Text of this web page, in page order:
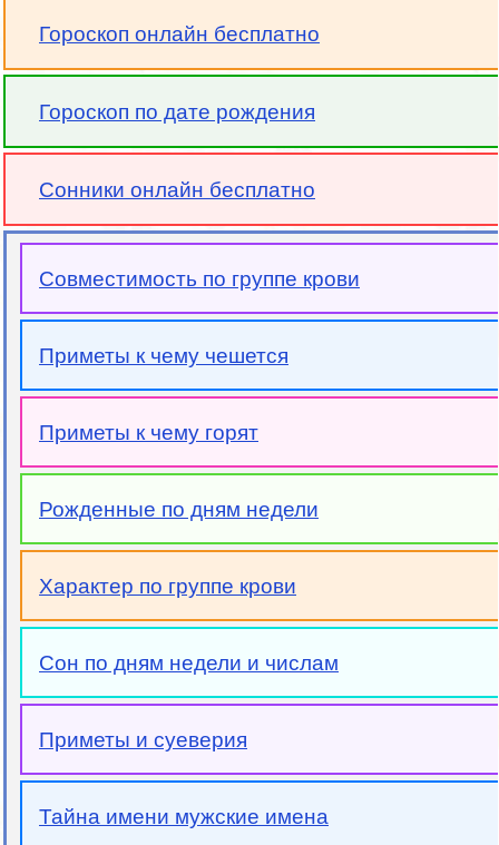
Гороскоп онлайн бесплатно
Гороскоп по дате рождения
Сонники онлайн бесплатно
Совместимость по группе крови
Приметы к чему чешется
Приметы к чему горят
Рожденные по дням недели
Характер по группе крови
Сон по дням недели и числам
Приметы и суеверия
Тайна имени мужские имена